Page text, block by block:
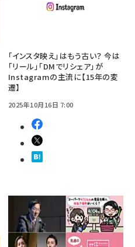
「インスタ映え」はもう古い？ 今は
「リール」「DMでリシェア」が
Instagramの主流に【15年の変
遷】
2025年10月16日 7:00